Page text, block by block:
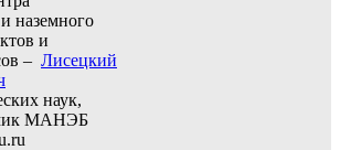
наземного
и
– Лисецкий
наук,
МАНЭБ